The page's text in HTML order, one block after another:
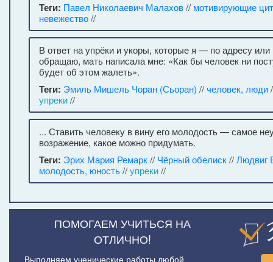
Теги: Павел Николаевич Малахов// мотивирующие
невежество//
В ответ на упрёки и укоры, которые я — по адресу
обращаю, мать написала мне: «Как бы человек ни
будет об этом жалеть».
Теги: Эмиль Мишель Чоран (Сьоран) //человек, люди
упреки//
... Ставить человеку в вину его молодость — самое
возражение, какое можно придумать.
Теги: Эрих Мария Ремарк// Чёрный обелиск//Людвиг
молодость, юность//упреки//
ПОМОГАЕМ УЧИТЬСЯ НА
ОТЛИЧНО!
Выполняем ученические работы любой